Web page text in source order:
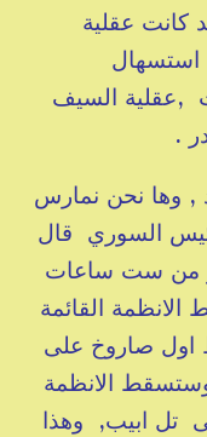
كانت عقلية
استسهال
,عقلية السيف
.
, وها نحن نمارس
السوري قال
من ست ساعات
القائمة
صاروخ على
الانظمة
تل ابيب, وهذا